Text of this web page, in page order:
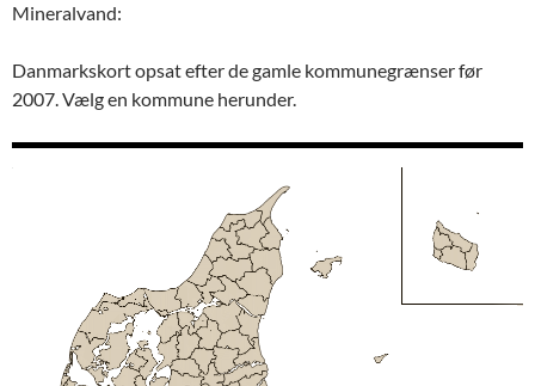
Mineralvand:
Danmarkskort opsat efter de gamle kommunegrænser før
2007. Vælg en kommune herunder.